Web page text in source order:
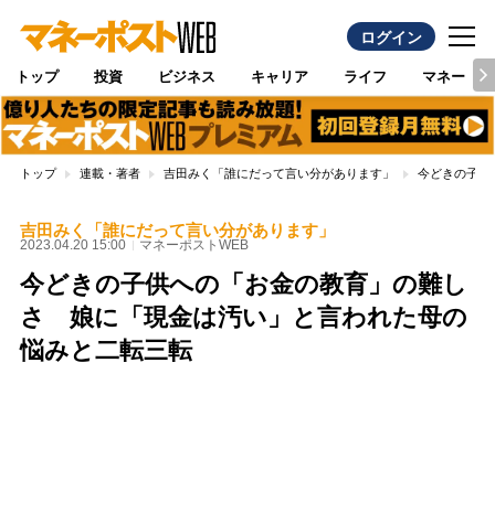
ログイン
トップ 投資 ビジネス キャリア ライフ マネー
トップ 連載・著者 吉田みく「誰にだって言い分があります」 今どきの子
吉田みく「誰にだって言い分があります」
2023.04.20 15:00 マネーポストWEB
今どきの子供への「お金の教育」の難し
さ 娘に「現金は汚い」と言われた母の
悩みと二転三転